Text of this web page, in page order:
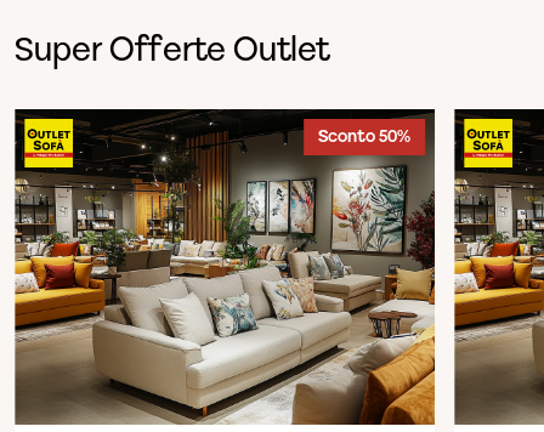
Super Offerte Outlet
Sconto 50%